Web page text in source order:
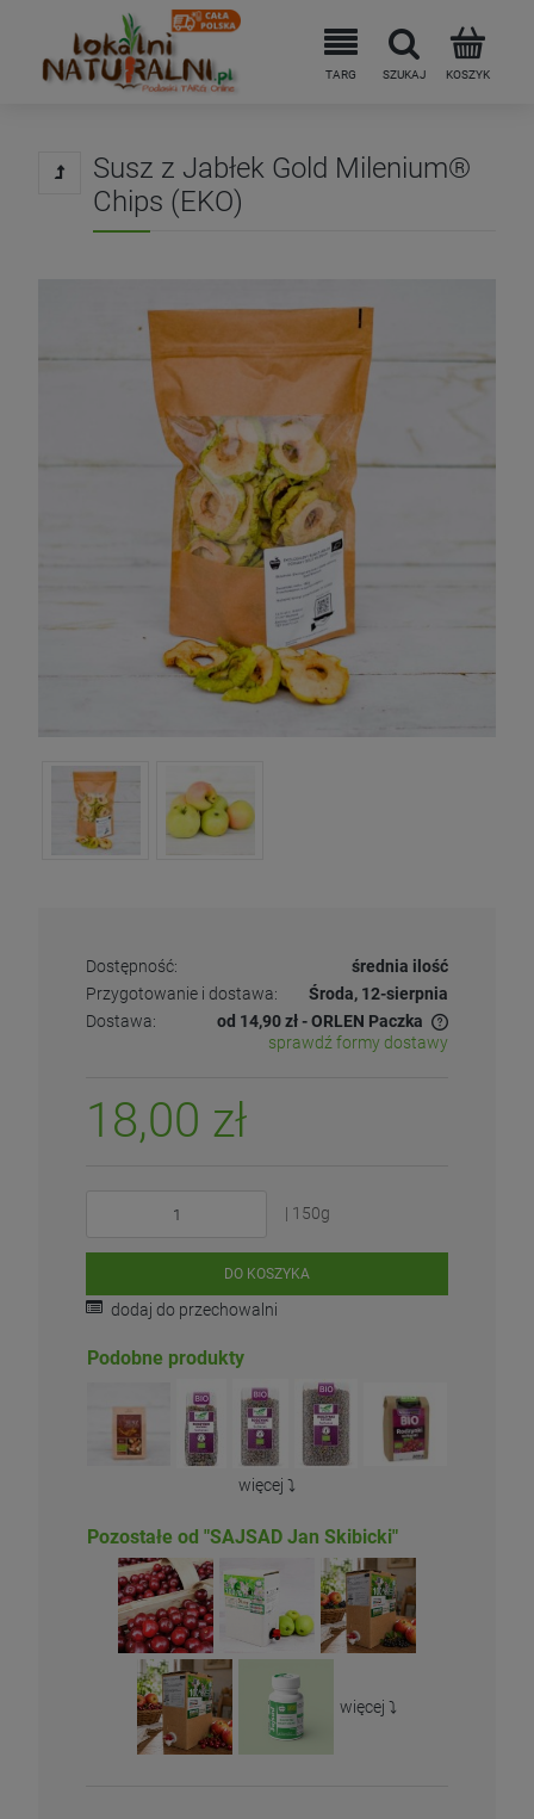
Susz z Jabłek Gold Milenium®
Chips (EKO)
Dostępność:
średnia ilość
Przygotowanie i dostawa:
Środa, 12-sierpnia
Dostawa:
od 14,90 zł- ORLEN Paczka
sprawdź formy dostawy
18,00 zł
| 150g
DO KOSZYKA
dodaj do przechowalni
Podobne produkty
więcej ⤵️
Pozostałe od "SAJSAD Jan Skibicki"
więcej ⤵️